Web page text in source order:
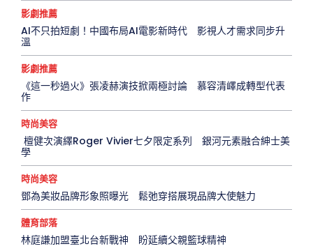
影劇推薦
AI不只拍短劇！中國布局AI電影新時代 影視人才需求同步升
溫
影劇推薦
《這一秒過火》張凌赫演技掀兩極討論 慕容清嶧成轉型代表
作
時尚美容
檀健次演繹Roger Vivier七夕限定系列 銀河元素融合紳士美
學
時尚美容
鄧為美妝品牌形象照曝光 鬆弛穿搭展現品牌大使魅力
體育部落
林庭謙加盟臺北台新戰神 盼延續父親籃球精神